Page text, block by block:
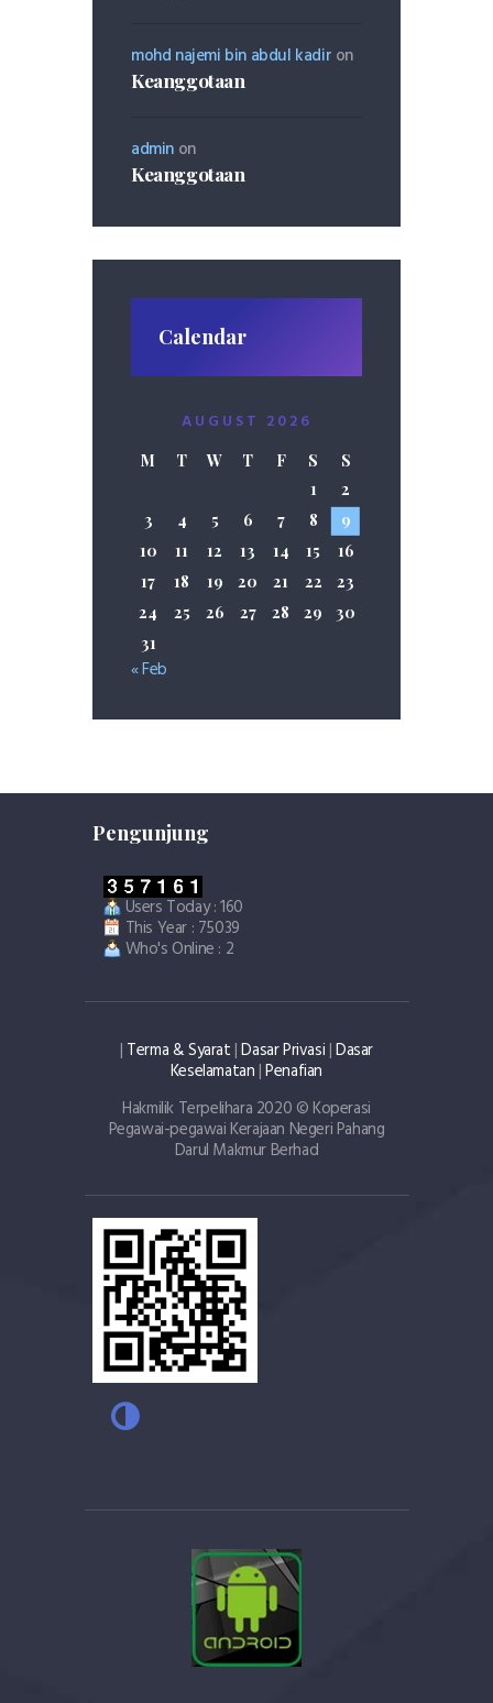
mohd najemi bin abdul kadir on
Keanggotaan
admin on
Keanggotaan
Calendar
AUGUST 2026
M T W T F S
S
1
2
3
4 5 6 7 8
9
10
11 12 13 14 15
16
17
18 19 20 21 22
23
24
25 26 27 28 29
30
31
« Feb
Pengunjung
Users Today : 160
This Year : 75039
Who's Online : 2
| Terma & Syarat |Dasar Privasi |Dasar
Keselamatan |Penafian
Hakmilik Terpelihara 2020 © Koperasi
Pegawai-pegawai Kerajaan Negeri Pahang
Darul Makmur Berhad